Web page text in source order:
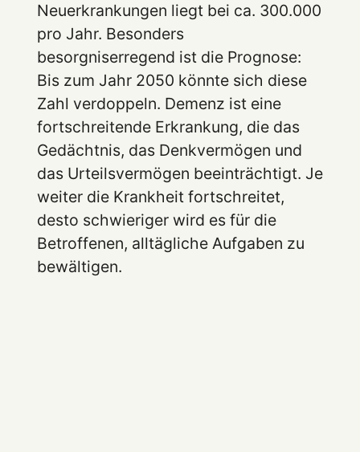
Neuerkrankungen liegt bei ca. 300.000
pro Jahr. Besonders
besorgniserregend ist die Prognose:
Bis zum Jahr 2050 könnte sich diese
Zahl verdoppeln. Demenz ist eine
fortschreitende Erkrankung, die das
Gedächtnis, das Denkvermögen und
das Urteilsvermögen beeinträchtigt. Je
weiter die Krankheit fortschreitet,
desto schwieriger wird es für die
Betroffenen, alltägliche Aufgaben zu
bewältigen.